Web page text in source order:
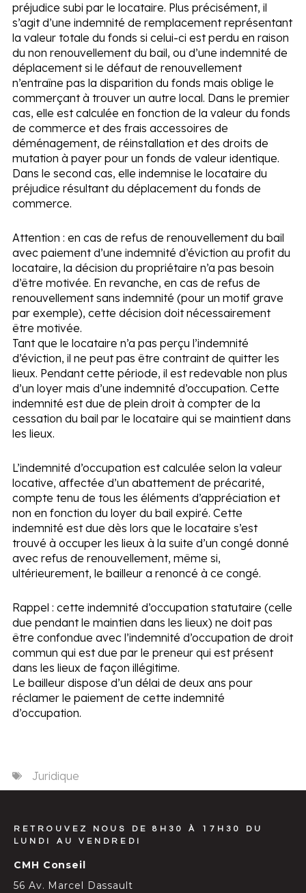
préjudice subi par le locataire. Plus précisément, il
s’agit d’une indemnité de remplacement représentant
la valeur totale du fonds si celui-ci est perdu en raison
du non renouvellement du bail, ou d’une indemnité de
déplacement si le défaut de renouvellement
n’entraîne pas la disparition du fonds mais oblige le
commerçant à trouver un autre local. Dans le premier
cas, elle est calculée en fonction de la valeur du fonds
de commerce et des frais accessoires de
déménagement, de réinstallation et des droits de
mutation à payer pour un fonds de valeur identique.
Dans le second cas, elle indemnise le locataire du
préjudice résultant du déplacement du fonds de
commerce.
Attention : en cas de refus de renouvellement du bail
avec paiement d’une indemnité d’éviction au profit du
locataire, la décision du propriétaire n’a pas besoin
d’être motivée. En revanche, en cas de refus de
renouvellement sans indemnité (pour un motif grave
par exemple), cette décision doit nécessairement
être motivée.
Tant que le locataire n’a pas perçu l’indemnité
d’éviction, il ne peut pas être contraint de quitter les
lieux. Pendant cette période, il est redevable non plus
d’un loyer mais d’une indemnité d’occupation. Cette
indemnité est due de plein droit à compter de la
cessation du bail par le locataire qui se maintient dans
les lieux.
L’indemnité d’occupation est calculée selon la valeur
locative, affectée d’un abattement de précarité,
compte tenu de tous les éléments d’appréciation et
non en fonction du loyer du bail expiré. Cette
indemnité est due dès lors que le locataire s’est
trouvé à occuper les lieux à la suite d’un congé donné
avec refus de renouvellement, même si,
ultérieurement, le bailleur a renoncé à ce congé.
Rappel : cette indemnité d’occupation statutaire (celle
due pendant le maintien dans les lieux) ne doit pas
être confondue avec l’indemnité d’occupation de droit
commun qui est due par le preneur qui est présent
dans les lieux de façon illégitime.
Le bailleur dispose d’un délai de deux ans pour
réclamer le paiement de cette indemnité
d’occupation.
Juridique
RETROUVEZ NOUS DE 8H30 À 17H30 DU
LUNDI AU VENDREDI
CMH Conseil
56 Av. Marcel Dassault